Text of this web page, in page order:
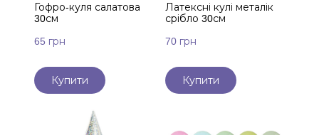
Гофро-куля салатова
30см
65 грн
Купити
Латексні кулі металік
срібло 30см
70 грн
Купити